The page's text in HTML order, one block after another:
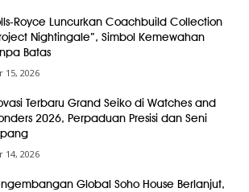
Royce Luncurkan Coachbuild Collection
Nightingale”, Simbol Kemewahan
Batas
15, 2026
Terbaru Grand Seiko di Watches and
2026, Perpaduan Presisi dan Seni
14, 2026
Global Soho House Berlanjut,